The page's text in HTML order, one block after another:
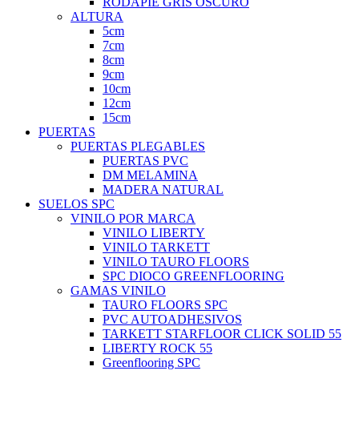
ALTURA
5cm
7cm
8cm
9cm
10cm
12cm
15cm
PUERTAS
PUERTAS PLEGABLES
PUERTAS PVC
DM MELAMINA
MADERA NATURAL
SUELOS SPC
VINILO POR MARCA
VINILO LIBERTY
VINILO TARKETT
VINILO TAURO FLOORS
SPC DIOCO GREENFLOORING
GAMAS VINILO
TAURO FLOORS SPC
PVC AUTOADHESIVOS
TARKETT STARFLOOR CLICK SOLID 55
LIBERTY ROCK 55
Greenflooring SPC